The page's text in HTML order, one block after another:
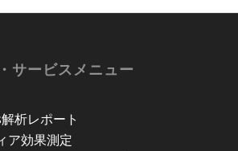
サービスメニュー
析レポート
ア効果測定